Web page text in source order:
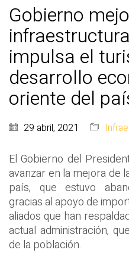
Gobierno
impulsa el
desarrollo
oriente del
29 abril, 2021
El Gobierno del
avanzar en la mejora de
país, que estuvo
gracias al apoyo de
aliados que han
actual administración,
de la población.